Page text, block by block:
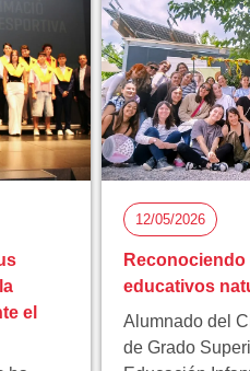
el
12/05/2026
educativos
Alumnado del
de Grado